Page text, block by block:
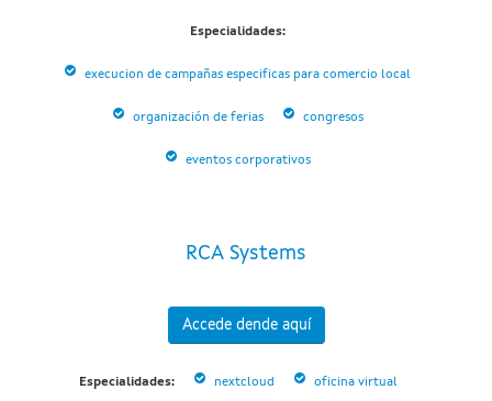
Especialidades:
execucion de campañas especificas para comercio local
organización de ferias congresos
eventos corporativos
RCA Systems
Accede dende aquí
Especialidades: nextcloud oficina virtual